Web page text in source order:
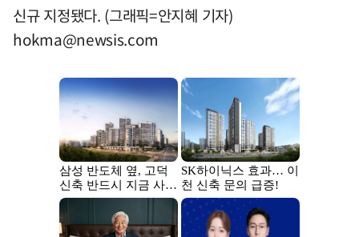
신규 지정됐다. (그래픽=안지혜 기자)
hokma@newsis.com